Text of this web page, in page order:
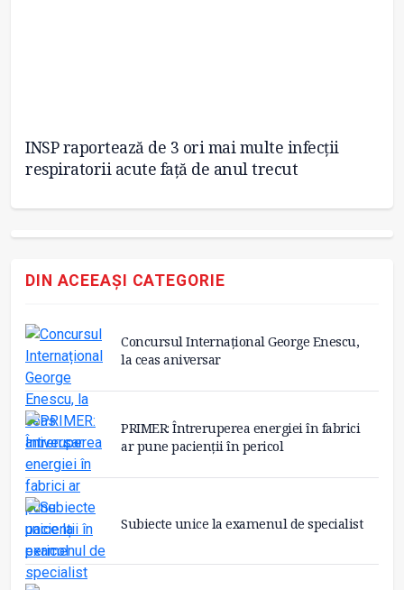
INSP raportează de 3 ori mai multe infecții
respiratorii acute față de anul trecut
DIN ACEEAȘI CATEGORIE
Concursul Internațional George Enescu,
la ceas aniversar
PRIMER: Întreruperea energiei în fabrici
ar pune pacienții în pericol
Subiecte unice la examenul de specialist